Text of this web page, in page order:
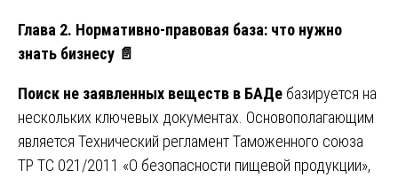
Глава 2. Нормативно-правовая база: что нужно
знать бизнесу 📄
Поиск не заявленных веществ в БАДе базируется на
нескольких ключевых документах. Основополагающим
является Технический регламент Таможенного союза
ТР ТС 021/2011 «О безопасности пищевой продукции»,